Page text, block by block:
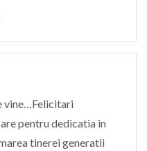
vine…Felicitari
pentru dedicatia in
tinerei generatii